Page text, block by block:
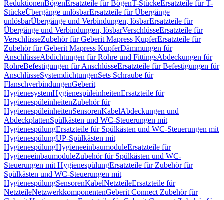
ReduktionenBögenErsatzteile für BögenT-StückeErsatzteile für T-
StückeÜbergänge unlösbarErsatzteile für Übergänge
unlösbarÜbergänge und Verbindungen, lösbarErsatzteile für
Übergänge und Verbindungen, lösbarVerschlüsseErsatzteile für
VerschlüsseZubehör für Geberit Mapress KupferErsatzteile für
Zubehör für Geberit Mapress KupferDämmungen für
AnschlüsseAbdichtungen für Rohre und FittingsAbdeckungen für
RohreBefestigungen für AnschlüsseErsatzteile für Befestigungen für
AnschlüsseSystemdichtungenSets Schraube für
FlanschverbindungenGeberit
HygienesystemHygienespüleinheitenErsatzteile für
HygienespüleinheitenZubehör für
HygienespüleinheitenSensorenKabelAbdeckungen und
AbdeckplattenSpülkästen und WC-Steuerungen mit
HygienespülungErsatzteile für Spülkästen und WC-Steuerungen mit
HygienespülungUP-Spülkästen mit
HygienespülungHygieneeinbaumoduleErsatzteile für
HygieneeinbaumoduleZubehör für Spülkästen und WC-
Steuerungen mit HygienespülungErsatzteile für Zubehör für
Spülkästen und WC-Steuerungen mit
HygienespülungSensorenKabelNetzteileErsatzteile für
NetzteileNetzwerkkomponentenGeberit Connect Zubehör für